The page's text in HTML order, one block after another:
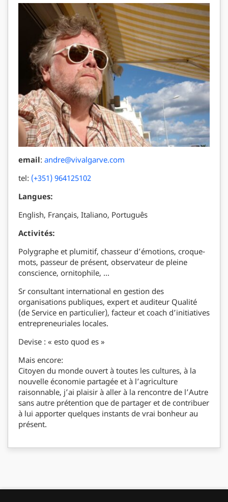
email: andre@vivalgarve.com
tel: (+351) 964125102
Langues:
English, Français, Italiano, Português
Activités:
Polygraphe et plumitif, chasseur d’émotions, croque-
mots, passeur de présent, observateur de pleine
conscience, ornitophile, …
Sr consultant international en gestion des
organisations publiques, expert et auditeur Qualité
(de Service en particulier), facteur et coach d’initiatives
entrepreneuriales locales.
Devise : « esto quod es »
Mais encore:
Citoyen du monde ouvert à toutes les cultures, à la
nouvelle économie partagée et à l’agriculture
raisonnable, j’ai plaisir à aller à la rencontre de l’Autre
sans autre prétention que de partager et de contribuer
à lui apporter quelques instants de vrai bonheur au
présent.